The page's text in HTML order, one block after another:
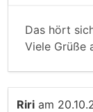
Das hört
Viele Grüße
Riri am